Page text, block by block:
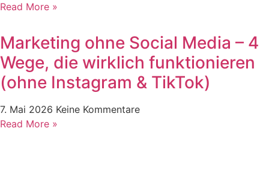
Read More »
Marketing ohne Social Media – 4
Wege, die wirklich funktionieren
(ohne Instagram & TikTok)
7. Mai 2026 Keine Kommentare
Read More »